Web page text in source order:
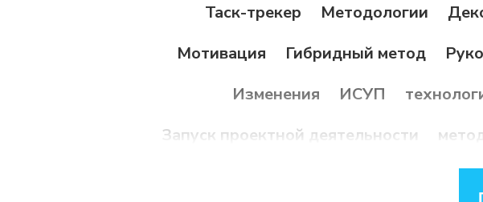
Таск-трекер Методологии
Мотивация
Гибридный метод
Изменения
ИСУП
Запуск проектной деятельности